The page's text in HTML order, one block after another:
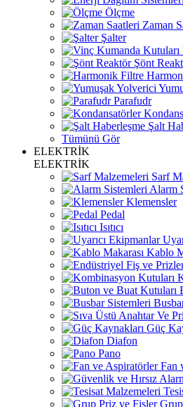
Ölçme
Zaman
Şalter
Şönt
Parafudr
Şalt
Tümünü Gör
ELEKTRİK
ELEKTRİK
Sarf
Alarm
Klemensler
Pedal
Isıtıcı
Kablo
Güç
Diafon
Pano
Fan
Grup